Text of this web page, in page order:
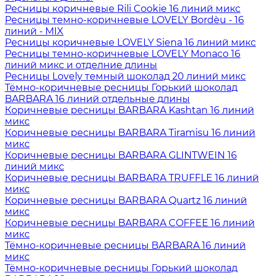
Ресницы коричневые Rili Cookie 16 линий микс
Ресницы темно-коричневые LOVELY Bordèu - 16
линий - MIX
Ресницы коричневые LOVELY Siena 16 линий микс
Ресницы темно-коричневые LOVELY Monaco 16
линий микс и отделние длины
Ресницы Lovely темный шоколад 20 линий микс
Тёмно-коричневые ресницы Горький шоколад
BARBARA 16 линий отдельные длины
Коричневые ресницы BARBARA Kashtan 16 линий
микс
Коричневые ресницы BARBARA Tiramisu 16 линий
микс
Коричневые ресницы BARBARA GLINTWEIN 16
линий микс
Коричневые ресницы BARBARA TRUFFLE 16 линий
микс
Коричневые ресницы BARBARA Quartz 16 линий
микс
Коричневые ресницы BARBARA COFFEE 16 линий
микс
Тёмно-коричневые ресницы BARBARA 16 линий
микс
Тёмно-коричневые ресницы Горький шоколад